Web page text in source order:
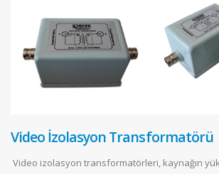
Video İzolasyon Transformatörü
Video izolasyon transformatörleri, kaynağın